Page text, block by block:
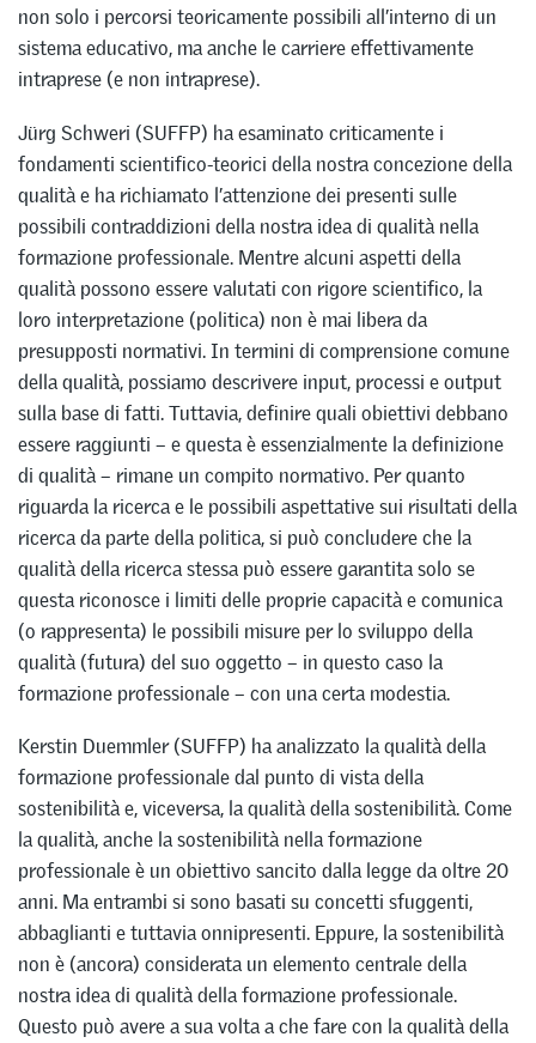
non solo i percorsi teoricamente possibili all’interno di un
sistema educativo, ma anche le carriere effettivamente
intraprese (e non intraprese).
Jürg Schweri (SUFFP) ha esaminato criticamente i
fondamenti scientifico-teorici della nostra concezione della
qualità e ha richiamato l’attenzione dei presenti sulle
possibili contraddizioni della nostra idea di qualità nella
formazione professionale. Mentre alcuni aspetti della
qualità possono essere valutati con rigore scientifico, la
loro interpretazione (politica) non è mai libera da
presupposti normativi. In termini di comprensione comune
della qualità, possiamo descrivere input, processi e output
sulla base di fatti. Tuttavia, definire quali obiettivi debbano
essere raggiunti – e questa è essenzialmente la definizione
di qualità – rimane un compito normativo. Per quanto
riguarda la ricerca e le possibili aspettative sui risultati della
ricerca da parte della politica, si può concludere che la
qualità della ricerca stessa può essere garantita solo se
questa riconosce i limiti delle proprie capacità e comunica
(o rappresenta) le possibili misure per lo sviluppo della
qualità (futura) del suo oggetto – in questo caso la
formazione professionale – con una certa modestia.
Kerstin Duemmler (SUFFP) ha analizzato la qualità della
formazione professionale dal punto di vista della
sostenibilità e, viceversa, la qualità della sostenibilità. Come
la qualità, anche la sostenibilità nella formazione
professionale è un obiettivo sancito dalla legge da oltre 20
anni. Ma entrambi si sono basati su concetti sfuggenti,
abbaglianti e tuttavia onnipresenti. Eppure, la sostenibilità
non è (ancora) considerata un elemento centrale della
nostra idea di qualità della formazione professionale.
Questo può avere a sua volta a che fare con la qualità della